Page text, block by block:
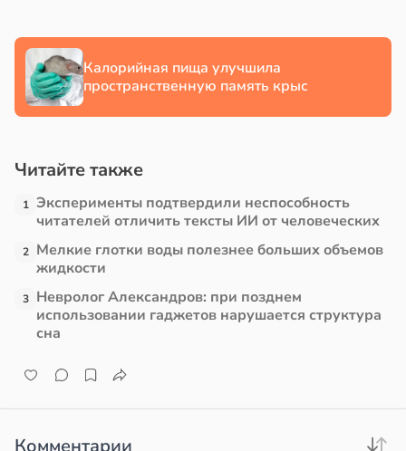
13:38
Калорийная пища улучшила
пространственную память крыс
Читайте также
1 Эксперименты подтвердили неспособность
читателей отличить тексты ИИ от человеческих
2 Мелкие глотки воды полезнее больших объемов
жидкости
3 Невролог Александров: при позднем
использовании гаджетов нарушается структура
сна
Комментарии